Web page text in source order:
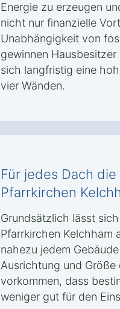
Energie zu erzeugen
nicht nur finanzielle
Unabhängigkeit von
gewinnen
sich langfristig eine
vier Wänden.
Für jedes Dach
Pfarrkirchen
Grundsätzlich lässt
Pfarrkirchen Kelchham
nahezu jedem
Ausrichtung und
vorkommen, dass
weniger gut für den